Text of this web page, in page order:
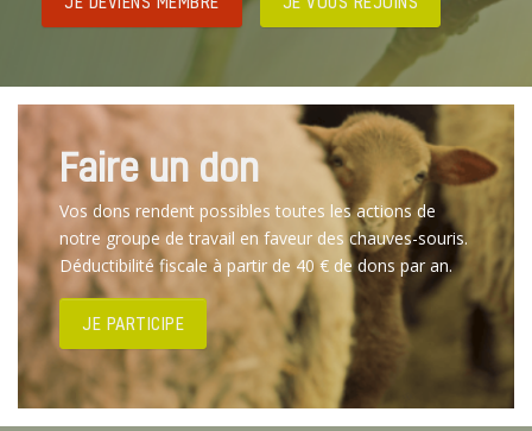
Faire un don
Vos dons rendent possibles toutes les actions de
notre groupe de travail en faveur des chauves-souris.
Déductibilité fiscale à partir de 40 € de dons par an.
JE PARTICIPE